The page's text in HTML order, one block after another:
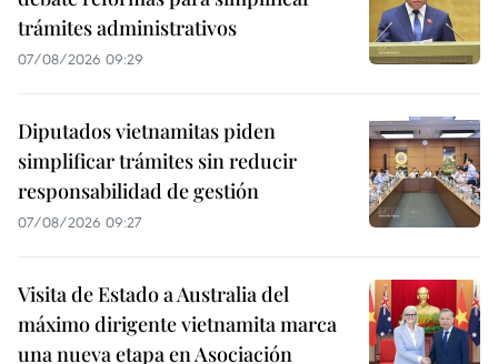
trámites administrativos
07/08/2026 09:29
Diputados vietnamitas piden
simplificar trámites sin reducir
responsabilidad de gestión
07/08/2026 09:27
Visita de Estado a Australia del
máximo dirigente vietnamita marca
una nueva etapa en Asociación